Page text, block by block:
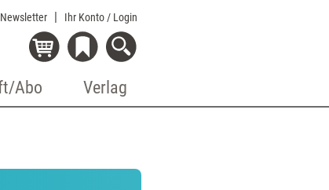
Ihr Konto / Login
Abo Verlag